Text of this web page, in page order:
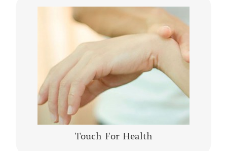
Touch For Health
La Kinesiologia Specializzata è un metodo
olistico che prende in considerazione la
persona nella sua totalità corpo, mente,
emozioni. Integra le conoscenze moderne……
CONTINUA A LEGGERE